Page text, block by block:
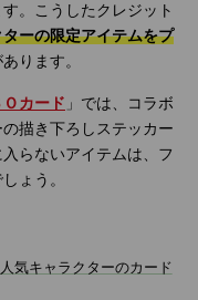
。こうしたクレジット
ーの限定アイテムをプ
ります。
Ｏカード 」では、コラボ
描き下ろしステッカー
らないアイテムは、フ
ょう。
気キャラクターのカード